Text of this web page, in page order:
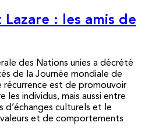
: les amis de
des Nations unies a décrété
de la Journée mondiale de
récurrence est de promouvoir
les individus, mais aussi entre
d’échanges culturels et le
et de comportements